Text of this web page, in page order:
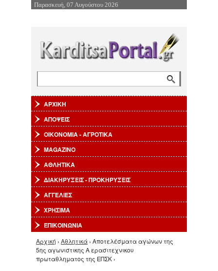
Επιστροφή στην Πλοήγηση
Παρασκευή, 07 Αυγούστου 2026
ΑΡΧΙΚΗ
ΑΠΟΨΕΙΣ
ΟΙΚΟΝΟΜΙΑ - ΑΓΡΟΤΙΚΑ
MAGAZINO
ΑΘΛΗΤΙΚΑ
ΔΙΑΚΗΡΥΞΕΙΣ - ΠΡΟΚΗΡΥΞΕΙΣ
ΑΓΓΕΛΙΕΣ
ΧΡΗΣΙΜΑ
ΕΠΙΚΟΙΝΩΝΙΑ
Είστε εδώ
Αρχική › Αθλητικά › Αποτελέσματα αγώνων της
5ης αγωνιστικης Α ερασιτεχνικου
πρωταθληματος της ΕΠΣΚ ›